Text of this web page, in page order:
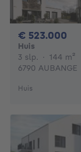
€ 523.000
Huis
3 slp. 3
· 144 m²
6790 AUBANGE
Huis